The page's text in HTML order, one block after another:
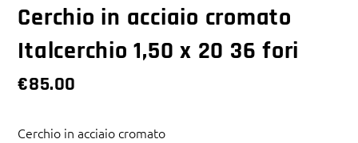
Cerchio in acciaio cromato
Italcerchio 1,50 x 20 36 fori
€85.00
Cerchio in acciaio cromato